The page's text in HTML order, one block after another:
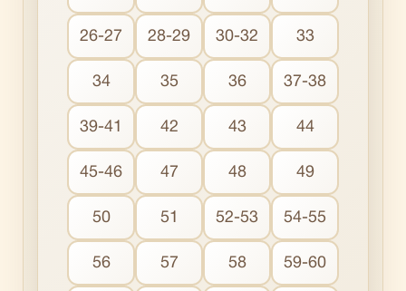
26-27 28-29 30-32 33
34 35 36 37-38
39-41 42 43 44
45-46 47 48 49
50 51 52-53 54-55
56 57 58 59-60